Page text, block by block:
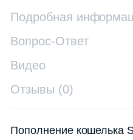
Подробная
Вопрос-Ответ
Видео
Отзывы (0)
Пополнение кошелька